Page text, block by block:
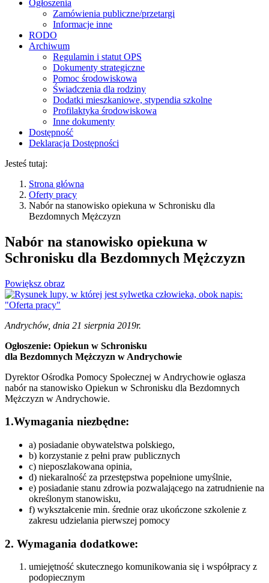
Ogłoszenia
Zamówienia publiczne/przetargi
Informacje inne
RODO
Archiwum
Regulamin i statut OPS
Dokumenty strategiczne
Pomoc środowiskowa
Świadczenia dla rodziny
Dodatki mieszkaniowe, stypendia szkolne
Profilaktyka środowiskowa
Inne dokumenty
Dostępność
Deklaracja Dostępności
Jesteś tutaj:
Strona główna
Oferty pracy
Nabór na stanowisko opiekuna w Schronisku dla
Bezdomnych Mężczyzn
Nabór na stanowisko opiekuna w
Schronisku dla Bezdomnych Mężczyzn
Powiększ obraz
Andrychów, dnia 21 sierpnia 2019r.
Ogłoszenie: Opiekun w Schronisku
dla Bezdomnych Mężczyzn w Andrychowie
Dyrektor Ośrodka Pomocy Społecznej w Andrychowie ogłasza
nabór na stanowisko Opiekun w Schronisku dla Bezdomnych
Mężczyzn w Andrychowie.
1.Wymagania niezbędne:
a) posiadanie obywatelstwa polskiego,
b) korzystanie z pełni praw publicznych
c) nieposzlakowana opinia,
d) niekaralność za przestępstwa popełnione umyślnie,
e) posiadanie stanu zdrowia pozwalającego na zatrudnienie na
określonym stanowisku,
f) wykształcenie min. średnie oraz ukończone szkolenie z
zakresu udzielania pierwszej pomocy
2. Wymagania dodatkowe:
umiejętność skutecznego komunikowania się i współpracy z
podopiecznym